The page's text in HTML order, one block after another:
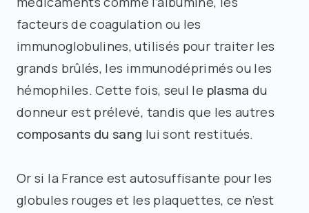
facteurs de coagulation ou les
immunoglobulines, utilisés pour traiter les
grands brûlés, les immunodéprimés ou les
hémophiles. Cette fois, seul le plasma du
donneur est prélevé, tandis que les autres
composants du sang lui sont restitués.
Or si la France est autosuffisante pour les
globules rouges et les plaquettes, ce n’est